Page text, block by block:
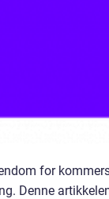
for
Denne